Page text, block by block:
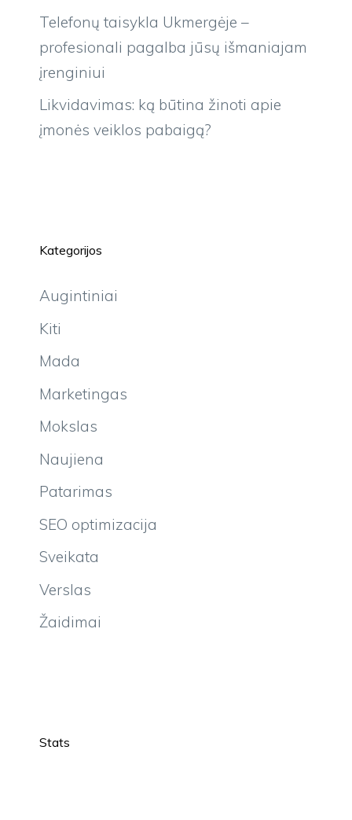
Telefonų taisykla Ukmergėje –
profesionali pagalba jūsų išmaniajam
įrenginiui
Likvidavimas: ką būtina žinoti apie
įmonės veiklos pabaigą?
Kategorijos
Augintiniai
Kiti
Mada
Marketingas
Mokslas
Naujiena
Patarimas
SEO optimizacija
Sveikata
Verslas
Žaidimai
Stats